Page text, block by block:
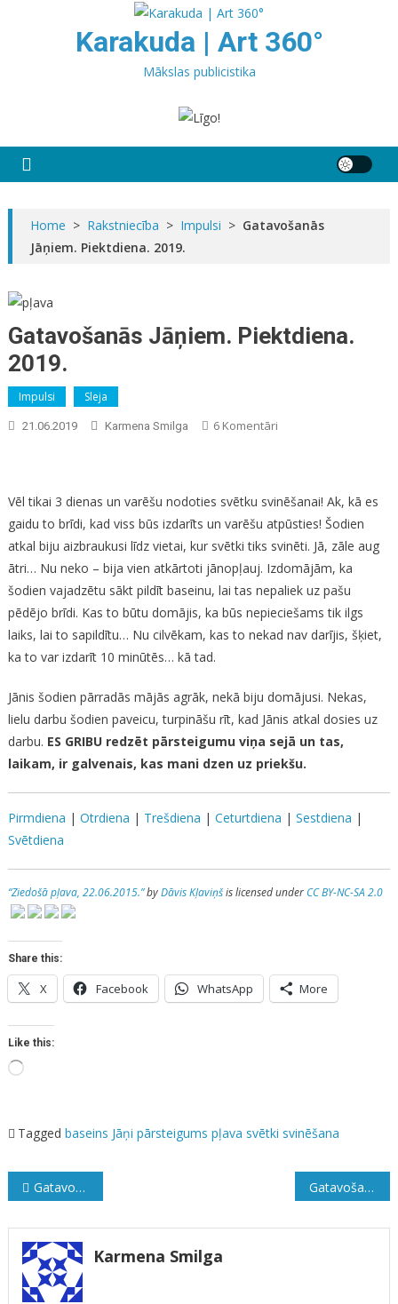
Karakuda | Art 360°
Mākslas publicistika
Home > Rakstniecība > Impulsi > Gatavošanās
Jāņiem. Piektdiena. 2019.
Gatavošanās Jāņiem. Piektdiena.
2019.
Impulsi Sleja
21.06.2019 Karmena Smilga 6 KomentāriPievienoti
2019.
Vēl tikai 3 dienas un varēšu nodoties svētku svinēšanai! Ak, kā es
gaidu to brīdi, kad viss būs izdarīts un varēšu atpūsties! Šodien
atkal biju aizbraukusi līdz vietai, kur svētki tiks svinēti. Jā, zāle aug
ātri… Nu neko – bija vien atkārtoti jānopļauj. Izdomājām, ka
šodien vajadzētu sākt pildīt baseinu, lai tas nepaliek uz pašu
pēdējo brīdi. Kas to būtu domājis, ka būs nepieciešams tik ilgs
laiks, lai to sapildītu… Nu cilvēkam, kas to nekad nav darījis, šķiet,
ka to var izdarīt 10 minūtēs… kā tad.
Jānis šodien pārradās mājās agrāk, nekā biju domājusi. Nekas,
lielu darbu šodien paveicu, turpināšu rīt, kad Jānis atkal dosies uz
darbu. ES GRIBU redzēt pārsteigumu viņa sejā un tas,
laikam, ir galvenais, kas mani dzen uz priekšu.
Pirmdiena | Otrdiena | Trešdiena | Ceturtdiena | Sestdiena |
Svētdiena
“Ziedošā pļava, 22.06.2015.”byDāvis Kļaviņšis licensed under CC BY-NC-SA 2.0
Share this:
X Facebook WhatsApp More
Like this:
Loading…
Tagged baseins Jāņi pārsteigums pļava svētki svinēšana
Ziņu
Gatavošanās Jāņiem. Ceturtdiena. 2019. Gatavošanās Jāņiem. Sestdiena. 2019.
Karmena Smilga